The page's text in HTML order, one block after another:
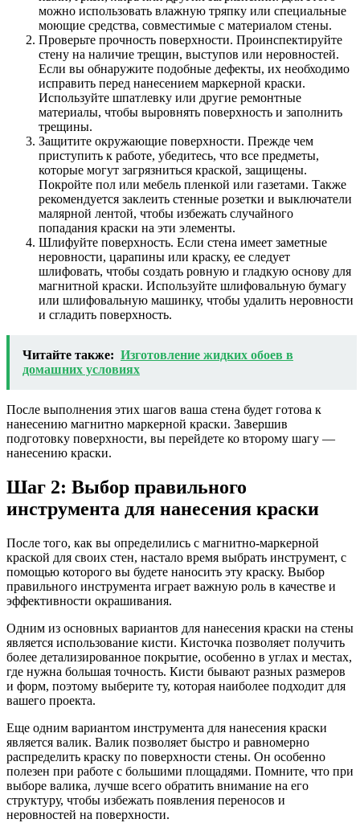
можно использовать влажную тряпку или специальные
моющие средства, совместимые с материалом стены.
Проверьте прочность поверхности. Проинспектируйте
стену на наличие трещин, выступов или неровностей.
Если вы обнаружите подобные дефекты, их необходимо
исправить перед нанесением маркерной краски.
Используйте шпатлевку или другие ремонтные
материалы, чтобы выровнять поверхность и заполнить
трещины.
Защитите окружающие поверхности. Прежде чем
приступить к работе, убедитесь, что все предметы,
которые могут загрязниться краской, защищены.
Покройте пол или мебель пленкой или газетами. Также
рекомендуется заклеить стенные розетки и выключатели
малярной лентой, чтобы избежать случайного
попадания краски на эти элементы.
Шлифуйте поверхность. Если стена имеет заметные
неровности, царапины или краску, ее следует
шлифовать, чтобы создать ровную и гладкую основу для
магнитной краски. Используйте шлифовальную бумагу
или шлифовальную машинку, чтобы удалить неровности
и сгладить поверхность.
Читайте также: Изготовление жидких обоев в
домашних условиях
После выполнения этих шагов ваша стена будет готова к
нанесению магнитно маркерной краски. Завершив
подготовку поверхности, вы перейдете ко второму шагу —
нанесению краски.
Шаг 2: Выбор правильного
инструмента для нанесения краски
После того, как вы определились с магнитно-маркерной
краской для своих стен, настало время выбрать инструмент, с
помощью которого вы будете наносить эту краску. Выбор
правильного инструмента играет важную роль в качестве и
эффективности окрашивания.
Одним из основных вариантов для нанесения краски на стены
является использование кисти. Кисточка позволяет получить
более детализированное покрытие, особенно в углах и местах,
где нужна большая точность. Кисти бывают разных размеров
и форм, поэтому выберите ту, которая наиболее подходит для
вашего проекта.
Еще одним вариантом инструмента для нанесения краски
является валик. Валик позволяет быстро и равномерно
распределить краску по поверхности стены. Он особенно
полезен при работе с большими площадями. Помните, что при
выборе валика, лучше всего обратить внимание на его
структуру, чтобы избежать появления переносов и
неровностей на поверхности.